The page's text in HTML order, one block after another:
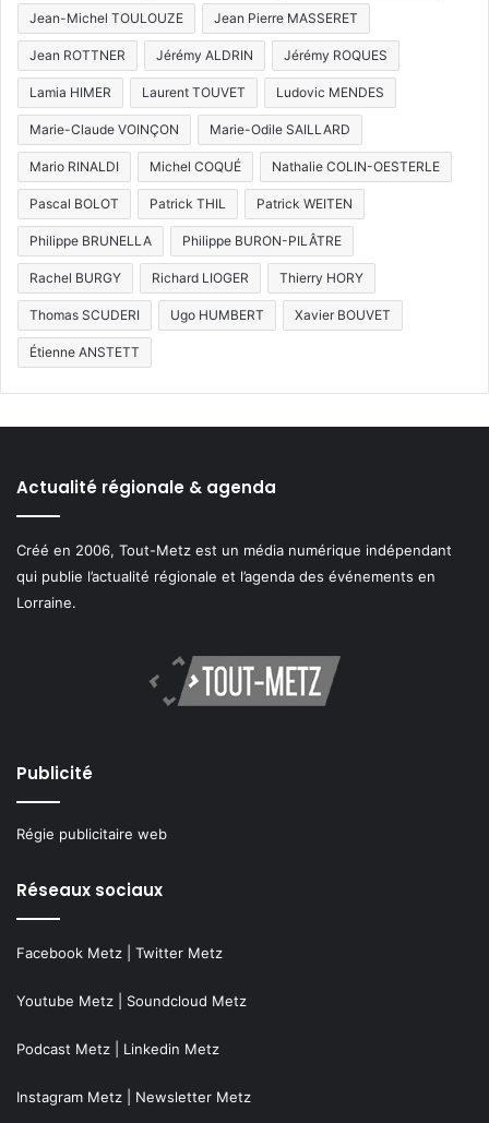
Jean-Michel TOULOUZE Jean Pierre MASSERET
Jean ROTTNER Jérémy ALDRIN Jérémy ROQUES
Lamia HIMER Laurent TOUVET Ludovic MENDES
Marie-Claude VOINÇON Marie-Odile SAILLARD
Mario RINALDI Michel COQUÉ Nathalie COLIN-OESTERLE
Pascal BOLOT Patrick THIL Patrick WEITEN
Philippe BRUNELLA Philippe BURON-PILÂTRE
Rachel BURGY Richard LIOGER Thierry HORY
Thomas SCUDERI Ugo HUMBERT Xavier BOUVET
Étienne ANSTETT
Actualité régionale & agenda
Créé en 2006, Tout-Metz est un média numérique indépendant
qui publie l’actualité régionale et l’agenda des événements en
Lorraine.
Publicité
Régie publicitaire web
Réseaux sociaux
Facebook Metz Twitter Metz
Youtube Metz Soundcloud Metz
Podcast Metz Linkedin Metz
Instagram Metz Newsletter Metz